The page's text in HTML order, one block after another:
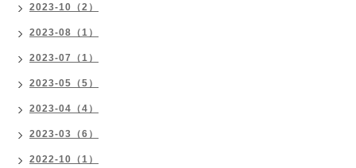
2023-10（2）
2023-08（1）
2023-07（1）
2023-05（5）
2023-04（4）
2023-03（6）
2022-10（1）